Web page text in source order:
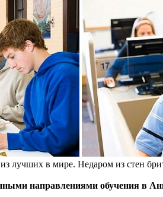
лучших в мире. Недаром из стен
направлениями обучения в